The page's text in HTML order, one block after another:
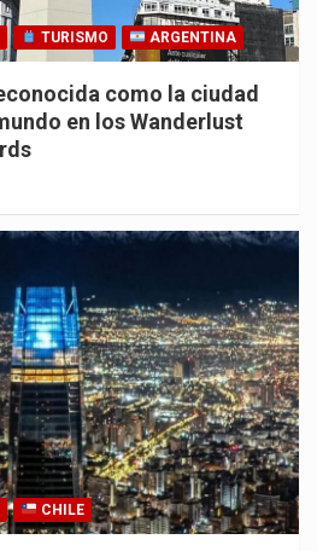
TURISMO ARGENTINA
como la ciudad
en los Wanderlust
CHILE